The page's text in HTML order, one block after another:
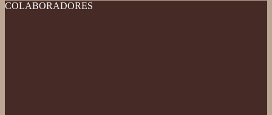
COLABORADORES